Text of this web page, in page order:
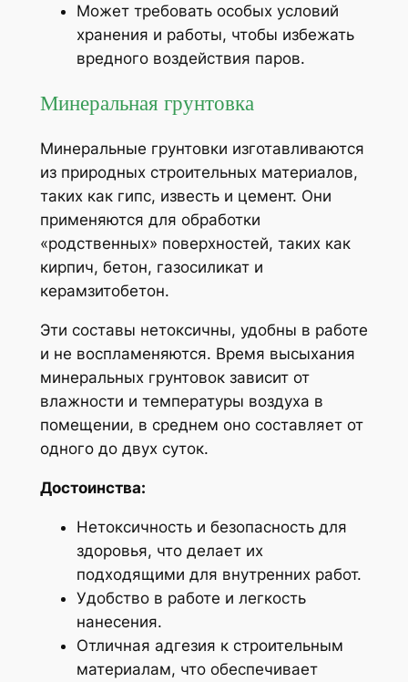
Может требовать особых условий
хранения и работы, чтобы избежать
вредного воздействия паров.
Минеральная грунтовка
Минеральные грунтовки изготавливаются
из природных строительных материалов,
таких как гипс, известь и цемент. Они
применяются для обработки
«родственных» поверхностей, таких как
кирпич, бетон, газосиликат и
керамзитобетон.
Эти составы нетоксичны, удобны в работе
и не воспламеняются. Время высыхания
минеральных грунтовок зависит от
влажности и температуры воздуха в
помещении, в среднем оно составляет от
одного до двух суток.
Достоинства:
Нетоксичность и безопасность для
здоровья, что делает их
подходящими для внутренних работ.
Удобство в работе и легкость
нанесения.
Отличная адгезия к строительным
материалам, что обеспечивает